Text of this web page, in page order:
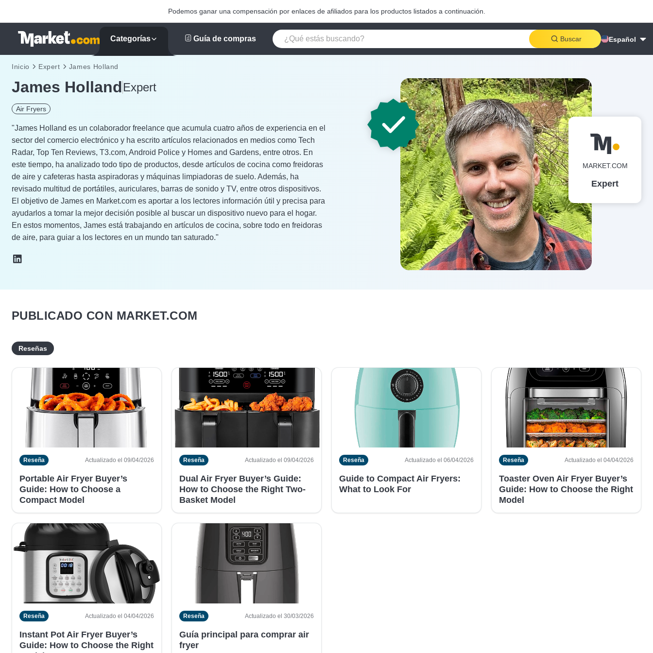
Podemos ganar una compensación por enlaces de afiliados para los productos listados a continuación.
Categorías Guía de compras Buscar Español
Inicio Expert James Holland
James HollandExpert
Air Fryers
"James Holland es un colaborador freelance que acumula cuatro años de experiencia en el
sector del comercio electrónico y ha escrito artículos relacionados en medios como Tech
Radar, Top Ten Reviews, T3.com, Android Police y Homes and Gardens, entre otros. En
este tiempo, ha analizado todo tipo de productos, desde artículos de cocina como freidoras
de aire y cafeteras hasta aspiradoras y máquinas limpiadoras de suelo. Además, ha
revisado multitud de portátiles, auriculares, barras de sonido y TV, entre otros dispositivos.
El objetivo de James en Market.com es aportar a los lectores información útil y precisa para
ayudarlos a tomar la mejor decisión posible al buscar un dispositivo nuevo para el hogar.
En estos momentos, James está trabajando en artículos de cocina, sobre todo en freidoras
de aire, para guiar a los lectores en un mundo tan saturado."
MARKET.COM
Expert
PUBLICADO CON MARKET.COM
Reseñas
Reseña Actualizado el 09/04/2026
Portable Air Fryer Buyer’s
Guide: How to Choose a
Compact Model
Reseña Actualizado el 09/04/2026
Dual Air Fryer Buyer’s Guide:
How to Choose the Right Two-
Basket Model
Reseña Actualizado el 06/04/2026
Guide to Compact Air Fryers:
What to Look For
Reseña Actualizado el 04/04/2026
Toaster Oven Air Fryer Buyer’s
Guide: How to Choose the Right
Model
Reseña Actualizado el 04/04/2026
Instant Pot Air Fryer Buyer’s
Guide: How to Choose the Right
Reseña Actualizado el 30/03/2026
Guía principal para comprar air
fryer